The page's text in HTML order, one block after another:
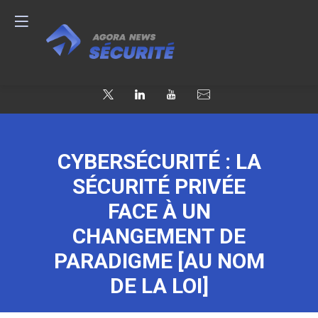
CYBERSÉCURITÉ : LA
SÉCURITÉ PRIVÉE
FACE À UN
CHANGEMENT DE
PARADIGME [AU NOM
DE LA LOI]